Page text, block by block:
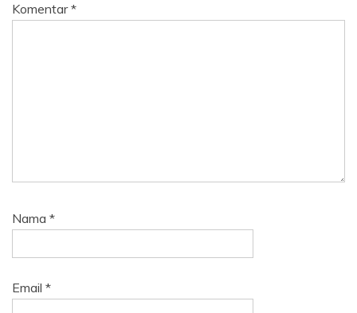
Komentar*
Nama *
Email *